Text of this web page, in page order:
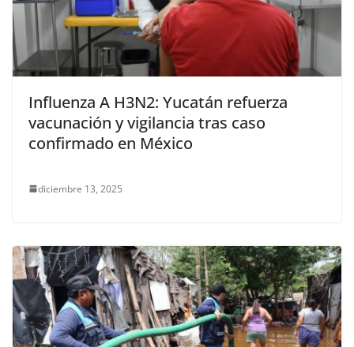
Influenza A H3N2: Yucatán refuerza
vacunación y vigilancia tras caso
confirmado en México
diciembre 13, 2025